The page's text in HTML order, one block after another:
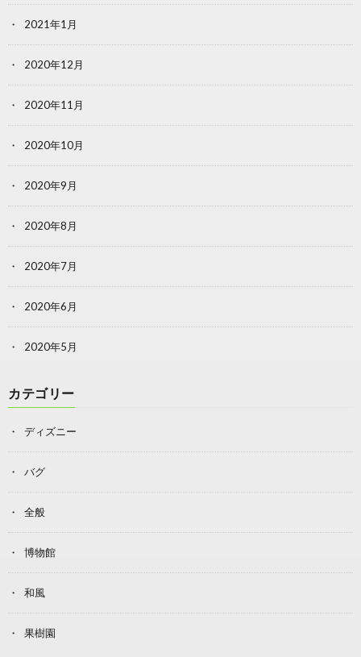
2021年1月
2020年12月
2020年11月
2020年10月
2020年9月
2020年8月
2020年7月
2020年6月
2020年5月
カテゴリー
ディズニー
バグ
全般
博物館
和風
果樹園